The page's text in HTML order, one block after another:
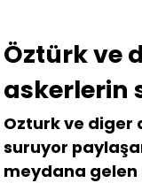
Öztürk ve
askerlerin
Ozturk ve diger
suruyor
meydana